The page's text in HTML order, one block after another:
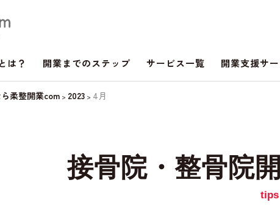
は？ 開業までのステップ サービス一覧 開業支援サ
柔整開業com > 2023 > 4月
接骨院・整骨院